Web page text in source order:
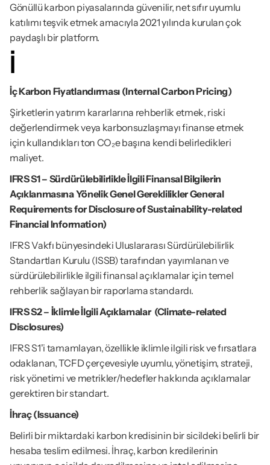
Gönüllü karbon piyasalarında güvenilir, net sıfır uyumlu
katılımı teşvik etmek amacıyla 2021 yılında kurulan çok
paydaşlı bir platform.
İ
İç Karbon Fiyatlandırması (Internal Carbon Pricing)
Şirketlerin yatırım kararlarına rehberlik etmek, riski
değerlendirmek veya karbonsuzlaşmayı finanse etmek
için kullandıkları ton CO₂e başına kendi belirledikleri
maliyet.
IFRS S1 – Sürdürülebilirlikle İlgili Finansal Bilgilerin
Açıklanmasına Yönelik Genel Gereklilikler General
Requirements for Disclosure of Sustainability-related
Financial Information)
IFRS Vakfı bünyesindeki Uluslararası Sürdürülebilirlik
Standartları Kurulu (ISSB) tarafından yayımlanan ve
sürdürülebilirlikle ilgili finansal açıklamalar için temel
rehberlik sağlayan bir raporlama standardı.
IFRS S2 – İklimle İlgili Açıklamalar  (Climate-related
Disclosures)
IFRS S1'i tamamlayan, özellikle iklimle ilgili risk ve fırsatlara
odaklanan, TCFD çerçevesiyle uyumlu, yönetişim, strateji,
risk yönetimi ve metrikler/hedefler hakkında açıklamalar
gerektiren bir standart.
İhraç (Issuance)
Belirli bir miktardaki karbon kredisinin bir sicildeki belirli bir
hesaba teslim edilmesi. İhraç, karbon kredilerinin